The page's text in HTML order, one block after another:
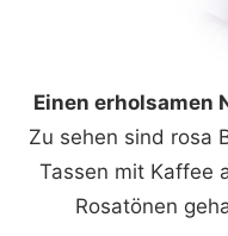
Einen erholsamen
Zu sehen sind rosa
Tassen mit Kaffee
Rosatönen